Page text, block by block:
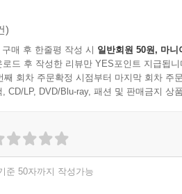
)
매 후 한줄평 작성 시 일반회원 50원, 마니
로드 후 작성한 리뷰만 YES포인트 지급됩니
째 회차 주문확정 시점부터 마지막 회차 주
, CD/LP, DVD/Blu-ray, 패션 및 판매금지 상
준 50자까지 작성가능